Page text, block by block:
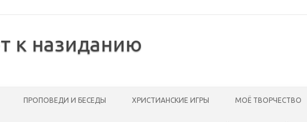
к назиданию
ПРОПОВЕДИ И БЕСЕДЫ ХРИСТИАНСКИЕ ИГРЫ МОЁ ТВОРЧЕСТВО